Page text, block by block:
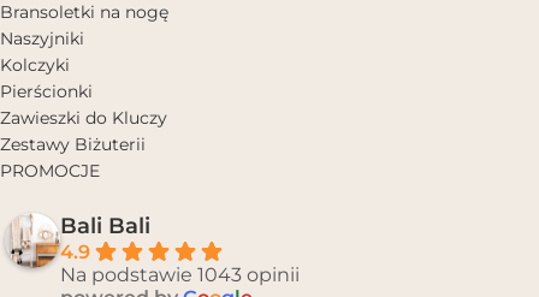
Bransoletki na nogę
Naszyjniki
Kolczyki
Pierścionki
Zawieszki do Kluczy
Zestawy Biżuterii
PROMOCJE
Bali Bali
4.9
Na podstawie 1043 opinii